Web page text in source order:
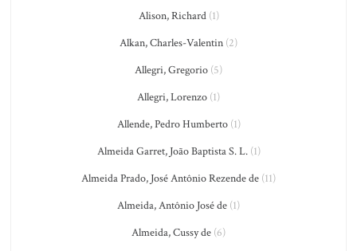
Alison, Richard(1)
Alkan, Charles-Valentin (2)
Allegri, Gregorio (5)
Allegri, Lorenzo (1)
Allende, Pedro Humberto(1)
Almeida Garret, João Baptista S. L.(1)
Almeida Prado, José Antônio Rezende de (11)
Almeida, Antônio José de (1)
Almeida, Cussy de (6)